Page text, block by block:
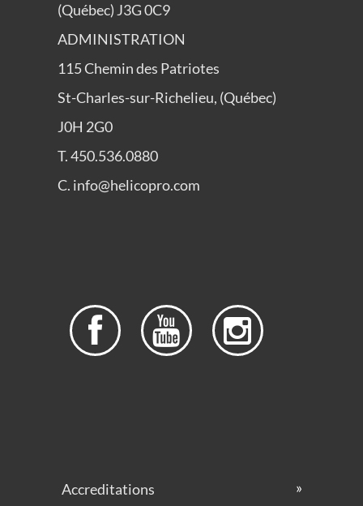
(Québec) J3G 0C9
ADMINISTRATION
115 Chemin des Patriotes
St-Charles-sur-Richelieu, (Québec)
J0H 2G0
T. 450.536.0880
C. info@helicopro.com
  
Accreditations